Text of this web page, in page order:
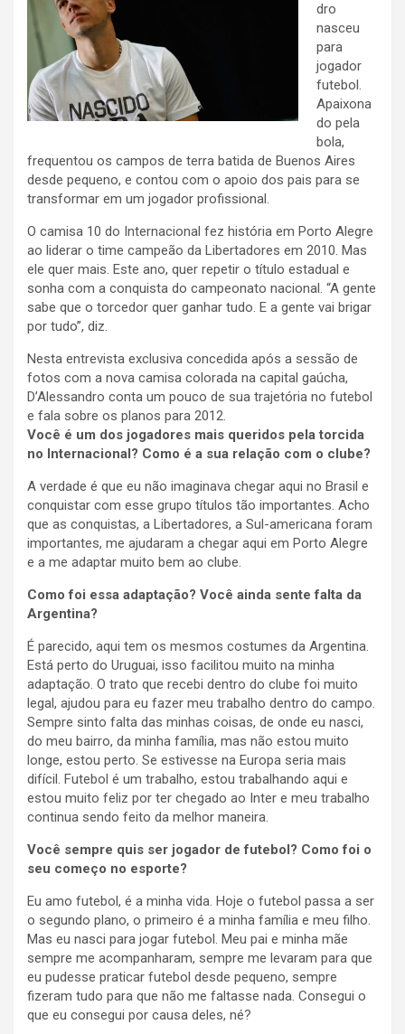
dro
nasceu
para
jogador
futebol.
Apaixona
do pela
bola,
frequentou os campos de terra batida de Buenos Aires
desde pequeno, e contou com o apoio dos pais para se
transformar em um jogador profissional.
O camisa 10 do Internacional fez história em Porto Alegre
ao liderar o time campeão da Libertadores em 2010. Mas
ele quer mais. Este ano, quer repetir o título estadual e
sonha com a conquista do campeonato nacional. “A gente
sabe que o torcedor quer ganhar tudo. E a gente vai brigar
por tudo”, diz.
Nesta entrevista exclusiva concedida após a sessão de
fotos com a nova camisa colorada na capital gaúcha,
D’Alessandro conta um pouco de sua trajetória no futebol
e fala sobre os planos para 2012.
Você é um dos jogadores mais queridos pela torcida
no Internacional? Como é a sua relação com o clube?
A verdade é que eu não imaginava chegar aqui no Brasil e
conquistar com esse grupo títulos tão importantes. Acho
que as conquistas, a Libertadores, a Sul-americana foram
importantes, me ajudaram a chegar aqui em Porto Alegre
e a me adaptar muito bem ao clube.
Como foi essa adaptação? Você ainda sente falta da
Argentina?
É parecido, aqui tem os mesmos costumes da Argentina.
Está perto do Uruguai, isso facilitou muito na minha
adaptação. O trato que recebi dentro do clube foi muito
legal, ajudou para eu fazer meu trabalho dentro do campo.
Sempre sinto falta das minhas coisas, de onde eu nasci,
do meu bairro, da minha família, mas não estou muito
longe, estou perto. Se estivesse na Europa seria mais
difícil. Futebol é um trabalho, estou trabalhando aqui e
estou muito feliz por ter chegado ao Inter e meu trabalho
continua sendo feito da melhor maneira.
Você sempre quis ser jogador de futebol? Como foi o
seu começo no esporte?
Eu amo futebol, é a minha vida. Hoje o futebol passa a ser
o segundo plano, o primeiro é a minha família e meu filho.
Mas eu nasci para jogar futebol. Meu pai e minha mãe
sempre me acompanharam, sempre me levaram para que
eu pudesse praticar futebol desde pequeno, sempre
fizeram tudo para que não me faltasse nada. Consegui o
que eu consegui por causa deles, né?